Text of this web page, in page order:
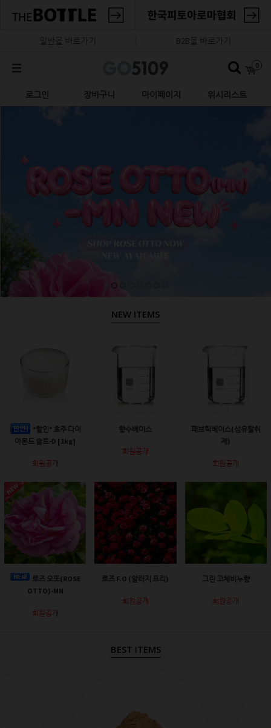
일반몰 바로가기 B2B몰 바로가기
0
로그인 장바구니 마이페이지 위시리스트
NEW ITEMS
*할인* 호주 다이
아몬드 솔트-D [1kg]
회원공개
향수베이스
회원공개
패브릭베이스(섬유탈취
제)
회원공개
로즈 오또(ROSE
OTTO)-MN
회원공개
로즈 F.O (알러지 프리)
회원공개
그린 고체비누향
회원공개
BEST ITEMS